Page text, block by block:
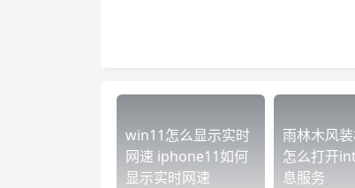
win11怎么显示实时
网速 iphone11如何
显示实时网速
雨林木风
怎么打开
息服务